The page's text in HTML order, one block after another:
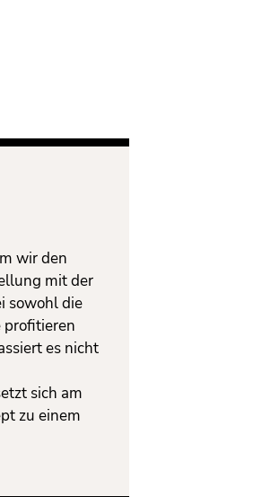
wir den
mit der
sowohl die
profitieren
es nicht
sich am
zu einem